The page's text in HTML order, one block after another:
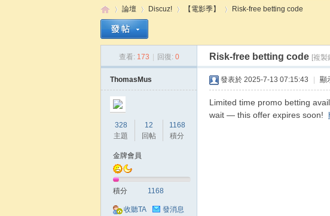
論壇
›
Discuz!
›
【電影季】
›
Risk-free betting code
查看: 173 回復: 0 Risk-free betting code [複製
ThomasMus
328
主題
12
回帖
1168
積分
金牌會員
積分 1168
收聽TA 發消息
發表於 2025-7-13 07:15:43 顯
Limited time promo betting
wait — this offer expires soon!